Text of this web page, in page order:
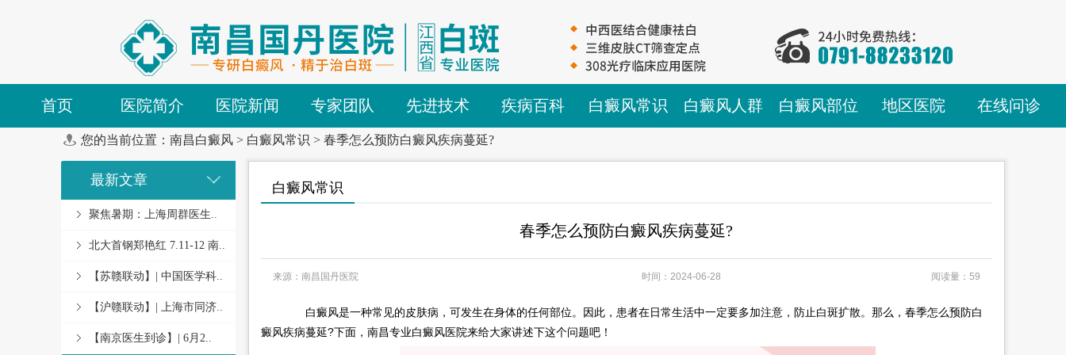
首页 医院简介 医院新闻 专家团队 先进技术 疾病百科 白癜风常识 白癜风人群 白癜风部位 地区医院 在线问诊
您的当前位置： 南昌白癜风 > 白癜风常识 > 春季怎么预防白癜风疾病蔓延?
最新文章
聚焦暑期：上海周群医生..
北大首钢郑艳红 7.11-12 南..
【苏赣联动】| 中国医学科..
【沪赣联动】| 上海市同济..
【南京医生到诊】| 6月2..
白癜风常识
春季怎么预防白癜风疾病蔓延?
来源：南昌国丹医院 时间：2024-06-28 阅读量：59
白癜风是一种常见的皮肤病，可发生在身体的任何部位。因此，患者在日常生活中一定要多加注意，防止白斑扩散。那么，春季怎么预防白
癜风疾病蔓延?下面，南昌专业白癜风医院来给大家讲述下这个问题吧！